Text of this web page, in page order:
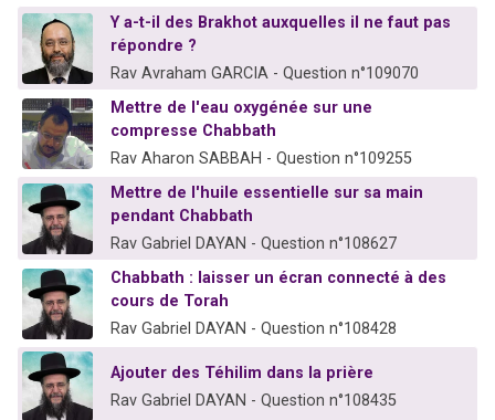
Y a-t-il des Brakhot auxquelles il ne faut pas
répondre ?
Rav Avraham GARCIA - Question n°109070
Mettre de l'eau oxygénée sur une
compresse Chabbath
Rav Aharon SABBAH - Question n°109255
Mettre de l'huile essentielle sur sa main
pendant Chabbath
Rav Gabriel DAYAN - Question n°108627
Chabbath : laisser un écran connecté à des
cours de Torah
Rav Gabriel DAYAN - Question n°108428
Ajouter des Téhilim dans la prière
Rav Gabriel DAYAN - Question n°108435